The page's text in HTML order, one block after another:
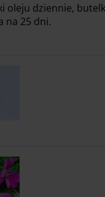
oleju dziennie,
na 25 dni.